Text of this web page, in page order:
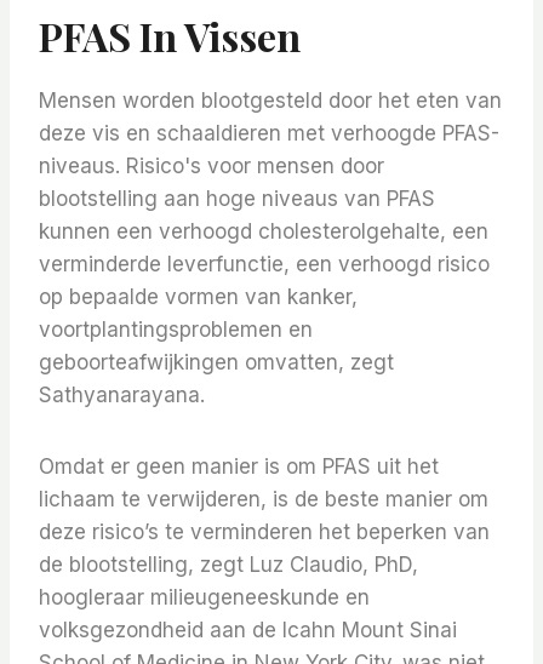
PFAS In Vissen
Mensen worden blootgesteld door het eten van
deze vis en schaaldieren met verhoogde PFAS-
niveaus. Risico's voor mensen door
blootstelling aan hoge niveaus van PFAS
kunnen een verhoogd cholesterolgehalte, een
verminderde leverfunctie, een verhoogd risico
op bepaalde vormen van kanker,
voortplantingsproblemen en
geboorteafwijkingen omvatten, zegt
Sathyanarayana.
Omdat er geen manier is om PFAS uit het
lichaam te verwijderen, is de beste manier om
deze risico’s te verminderen het beperken van
de blootstelling, zegt Luz Claudio, PhD,
hoogleraar milieugeneeskunde en
volksgezondheid aan de Icahn Mount Sinai